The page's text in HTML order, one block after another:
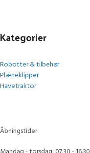
Kategorier
Robotter & tilbehør
Plæneklipper
Havetraktor
Åbningstider